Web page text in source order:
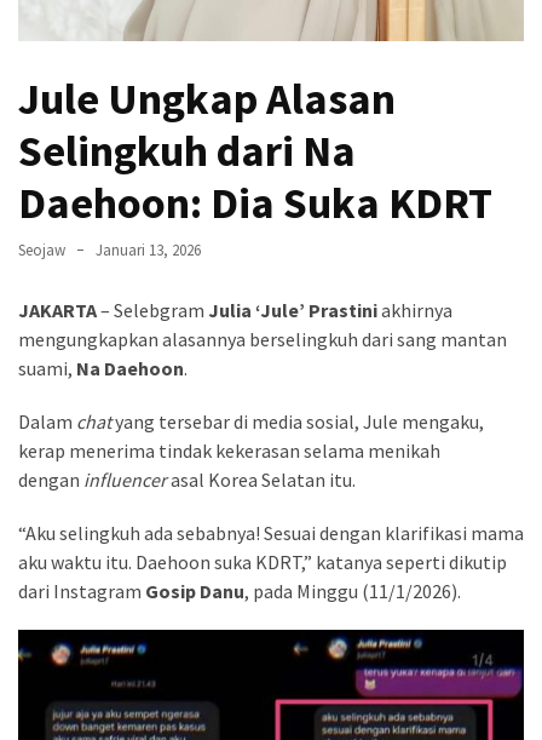
Perang
“El
Mencho”,
Bos
Besar
Sangat
Menghindari
Pembuktian
Ijazah
Vatikan
tolak
dengan
Jule Ungkap Alasan
Selingkuh dari Na
Daehoon: Dia Suka KDRT
Seojaw Januari 13, 2026
JAKARTA– Selebgram Julia ‘Jule’ Prastiniakhirnya
mengungkapkan alasannya berselingkuh dari sang mantan
suami, Na Daehoon.
Dalam chatyang tersebar di media sosial, Jule mengaku,
kerap menerima tindak kekerasan selama menikah
dengan influencerasal Korea Selatan itu.
“Aku selingkuh ada sebabnya! Sesuai dengan klarifikasi mama
aku waktu itu. Daehoon suka KDRT,” katanya seperti dikutip
dari Instagram Gosip Danu, pada Minggu (11/1/2026).